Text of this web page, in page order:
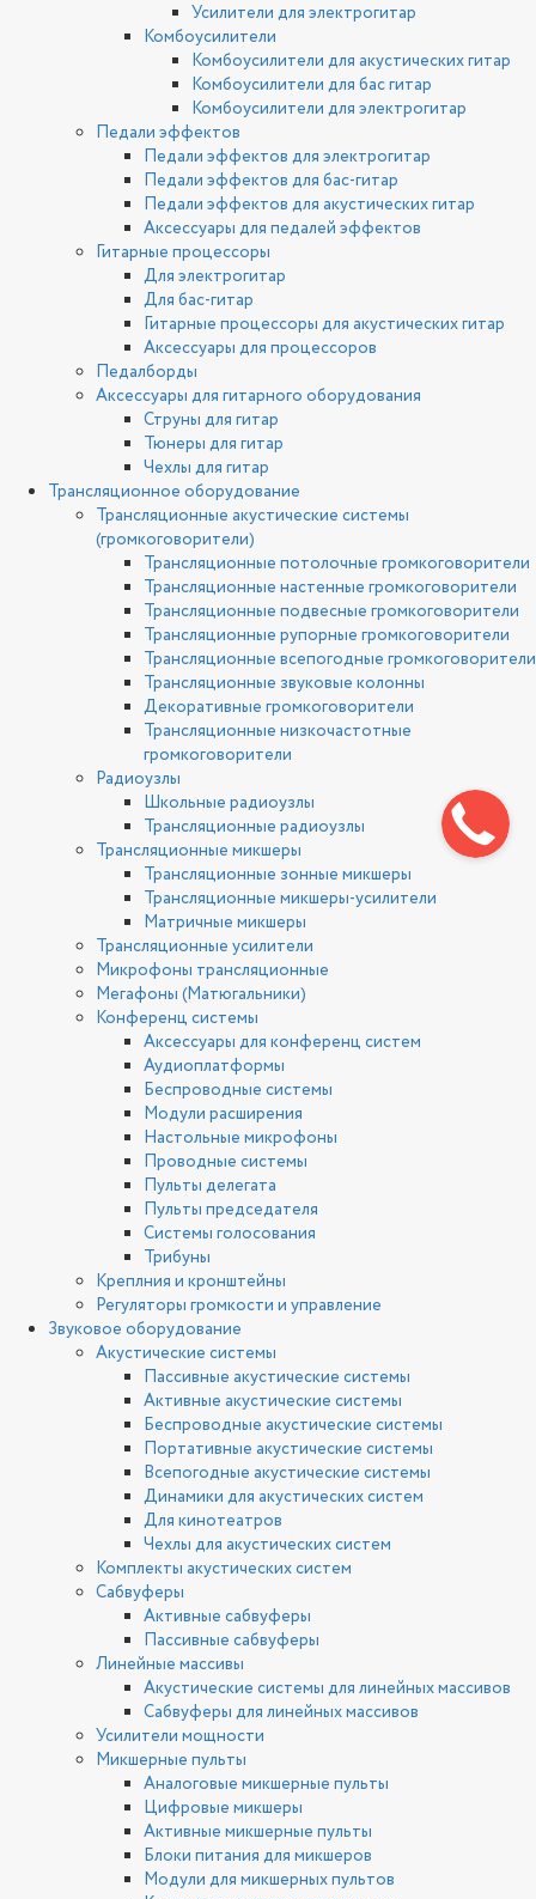
Усилители для электрогитар
Комбоусилители
Комбоусилители для акустических гитар
Комбоусилители для бас гитар
Комбоусилители для электрогитар
Педали эффектов
Педали эффектов для электрогитар
Педали эффектов для бас-гитар
Педали эффектов для акустических гитар
Аксессуары для педалей эффектов
Гитарные процессоры
Для электрогитар
Для бас-гитар
Гитарные процессоры для акустических гитар
Аксессуары для процессоров
Педалборды
Аксессуары для гитарного оборудования
Струны для гитар
Тюнеры для гитар
Чехлы для гитар
Трансляционное оборудование
Трансляционные акустические системы
(громкоговорители)
Трансляционные потолочные громкоговорители
Трансляционные настенные громкоговорители
Трансляционные подвесные громкоговорители
Трансляционные рупорные громкоговорители
Трансляционные всепогодные громкоговорители
Трансляционные звуковые колонны
Декоративные громкоговорители
Трансляционные низкочастотные
громкоговорители
Радиоузлы
Школьные радиоузлы
Трансляционные радиоузлы
Трансляционные микшеры
Трансляционные зонные микшеры
Трансляционные микшеры-усилители
Матричные микшеры
Трансляционные усилители
Микрофоны трансляционные
Мегафоны (Матюгальники)
Конференц системы
Аксессуары для конференц систем
Аудиоплатформы
Беспроводные системы
Модули расширения
Настольные микрофоны
Проводные системы
Пульты делегата
Пульты председателя
Системы голосования
Трибуны
Креплния и кронштейны
Регуляторы громкости и управление
Звуковое оборудование
Акустические системы
Пассивные акустические системы
Активные акустические системы
Беспроводные акустические системы
Портативные акустические системы
Всепогодные акустические системы
Динамики для акустических систем
Для кинотеатров
Чехлы для акустических систем
Комплекты акустических систем
Сабвуферы
Активные сабвуферы
Пассивные сабвуферы
Линейные массивы
Акустические системы для линейных массивов
Сабвуферы для линейных массивов
Усилители мощности
Микшерные пульты
Аналоговые микшерные пульты
Цифровые микшеры
Активные микшерные пульты
Блоки питания для микшеров
Модули для микшерных пультов